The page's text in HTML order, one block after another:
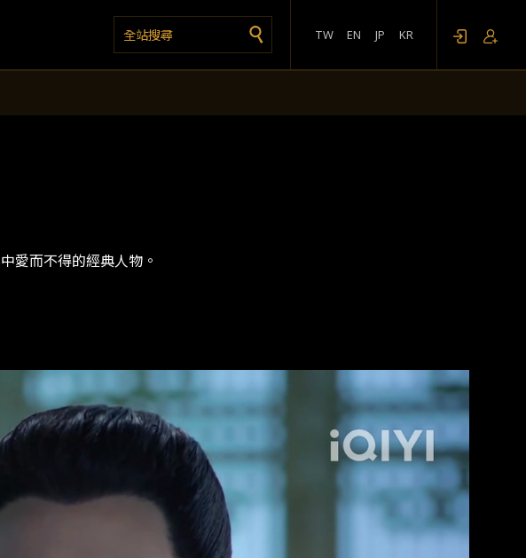
TW EN JP KR
愛而不得的經典人物。